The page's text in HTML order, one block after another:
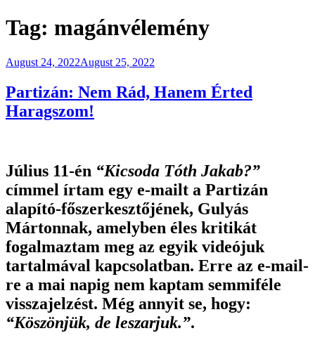
Tag: magánvélemény
Posted
August 24, 2022August 25, 2022
Partizán: Nem Rád, Hanem Érted
Haragszom!
Július 11-én “Kicsoda Tóth Jakab?”
címmel írtam egy e-mailt a Partizán
alapító-főszerkesztőjének, Gulyás
Mártonnak, amelyben éles kritikát
fogalmaztam meg az egyik videójuk
tartalmával kapcsolatban. Erre az e-mail-
re a mai napig nem kaptam semmiféle
visszajelzést. Még annyit se, hogy:
“Köszönjük, de leszarjuk.”.